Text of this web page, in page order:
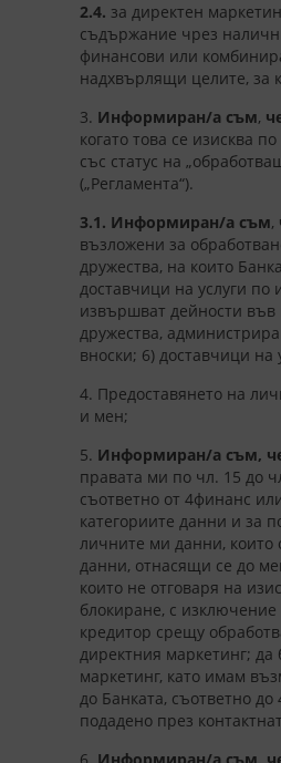
2.4. за директен
съдържание чрез
финансови или
надхвърлящи целите, за
3. Информиран/а съм,
когато това се изисква
със статус на
(„Регламента“).
3.1. Информиран/а съм,
възложени за
дружества, на които
доставчици на услуги по
извършват дейности във
дружества,
вноски; 6) доставчици
4. Предоставянето на
и мен;
5. Информиран/а съм,
правата ми по чл. 15 до
съответно от 4финанс
категориите данни и за
личните ми данни, които
данни, отнасящи се до
които не отговаря на
блокиране, с
кредитор срещу
директния маркетинг;
маркетинг, като имам
до Банката, съответно
подадено през